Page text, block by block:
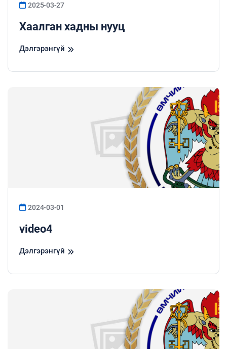
2025-03-27
Хаалган хадны нууц
Дэлгэрэнгүй
2024-03-01
video4
Дэлгэрэнгүй